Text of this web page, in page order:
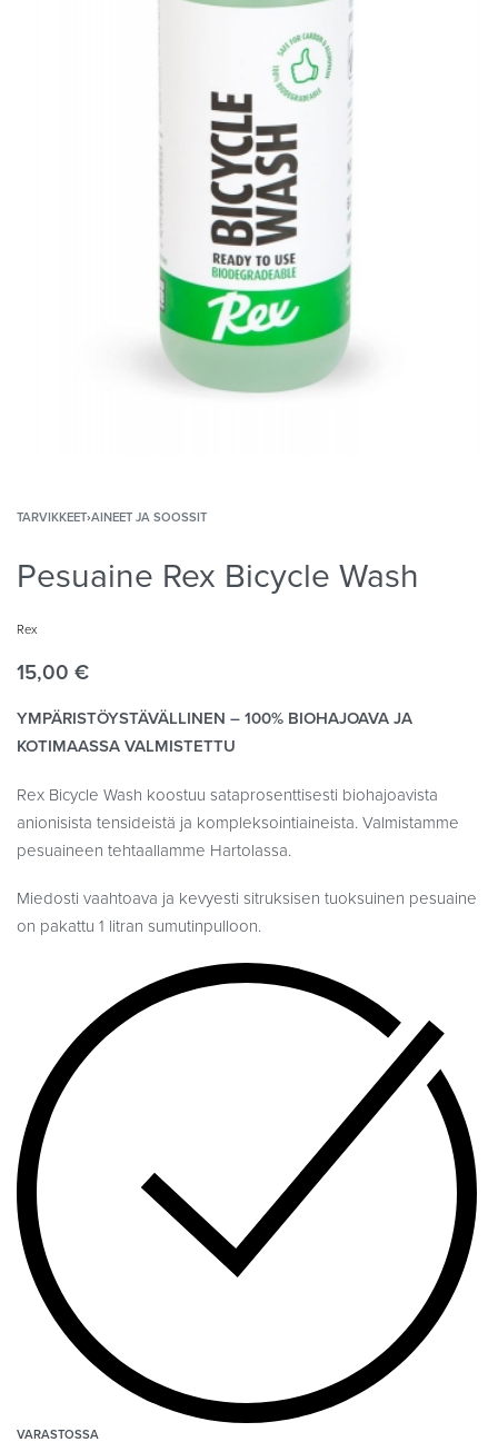
TARVIKKEET›AINEET JA SOOSSIT
Pesuaine Rex Bicycle Wash
Rex
15,00 €
YMPÄRISTÖYSTÄVÄLLINEN – 100% BIOHAJOAVA JA
KOTIMAASSA VALMISTETTU
Rex Bicycle Wash koostuu sataprosenttisesti biohajoavista
anionisista tensideistä ja kompleksointiaineista. Valmistamme
pesuaineen tehtaallamme Hartolassa.
Miedosti vaahtoava ja kevyesti sitruksisen tuoksuinen pesuaine
on pakattu 1 litran sumutinpulloon.
VARASTOSSA